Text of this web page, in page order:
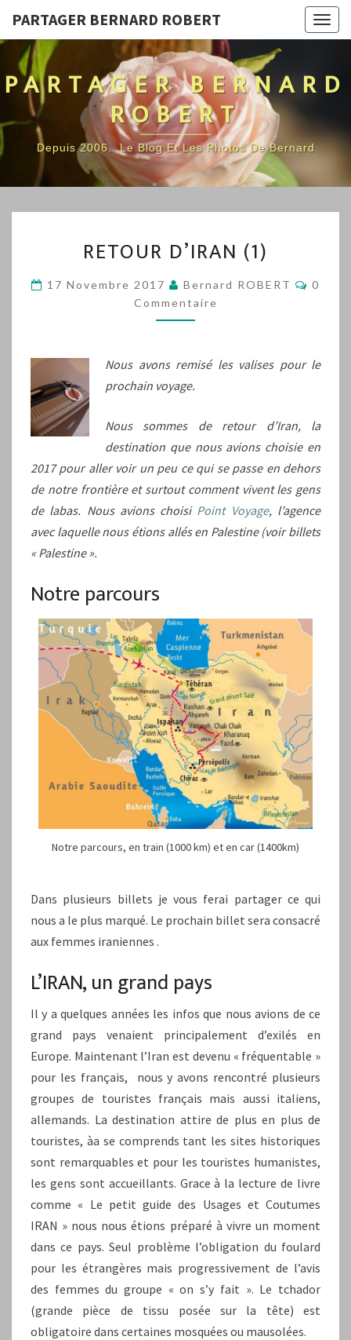
PARTAGER BERNARD ROBERT
PARTAGER BERNARD
ROBERT
Depuis 2006…Le Blog Et Les Photos De Bernard
D’IRAN
(1)
RETOUR D’IRAN (1)
17 Novembre 2017 Bernard ROBERT
0
Commentaire
Nous avons remisé les valises pour le
prochain voyage.
Nous sommes de retour d’Iran, la
destination que nous avions choisie en
2017 pour aller voir un peu ce qui se passe en dehors
de notre frontière et surtout comment vivent les gens
de labas. Nous avions choisi Point Voyage, l’agence
avec laquelle nous étions allés en Palestine (voir billets
« Palestine ».
Notre parcours
Notre parcours, en train (1000 km) et en car (1400km)
Dans plusieurs billets je vous ferai partager ce qui
nous a le plus marqué. Le prochain billet sera consacré
aux femmes iraniennes .
L’IRAN, un grand pays
Il y a quelques années les infos que nous avions de ce
grand pays venaient principalement d’exilés en
Europe. Maintenant l’Iran est devenu « fréquentable »
pour les français, nous y avons rencontré plusieurs
groupes de touristes français mais aussi italiens,
allemands. La destination attire de plus en plus de
touristes, àa se comprends tant les sites historiques
sont remarquables et pour les touristes humanistes,
les gens sont accueillants. Grace à la lecture de livre
comme « Le petit guide des Usages et Coutumes
IRAN » nous nous étions préparé à vivre un moment
dans ce pays. Seul problème l’obligation du foulard
pour les étrangères mais progressivement de l’avis
des femmes du groupe « on s’y fait ». Le tchador
(grande pièce de tissu posée sur la tête) est
obligatoire dans certaines mosquées ou mausolées.